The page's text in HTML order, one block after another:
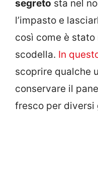
segreto sta nel
l’impasto e
così come è
scodella. In
scoprire qualche
conservare il
fresco per diversi